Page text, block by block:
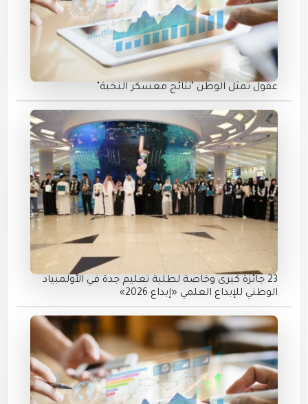
عقول تمثل الوطن "نتائج معسكر النخبة"
23 جائزة كبرى وخاصة لطلبة تعليم جدة في الأولمبياد
الوطني للإبداع العلمي «إبداع 2026»